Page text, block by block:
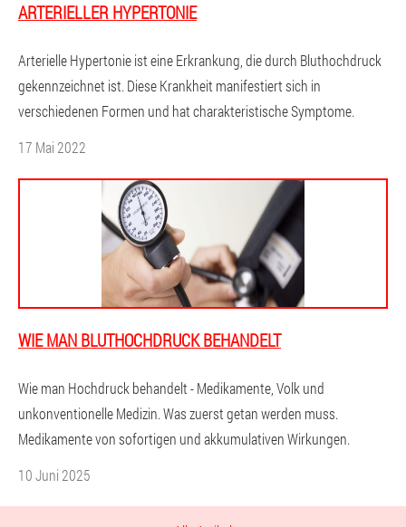
ARTERIELLER HYPERTONIE
Arterielle Hypertonie ist eine Erkrankung, die durch Bluthochdruck
gekennzeichnet ist. Diese Krankheit manifestiert sich in
verschiedenen Formen und hat charakteristische Symptome.
17 Mai 2022
WIE MAN BLUTHOCHDRUCK BEHANDELT
Wie man Hochdruck behandelt - Medikamente, Volk und
unkonventionelle Medizin. Was zuerst getan werden muss.
Medikamente von sofortigen und akkumulativen Wirkungen.
10 Juni 2025